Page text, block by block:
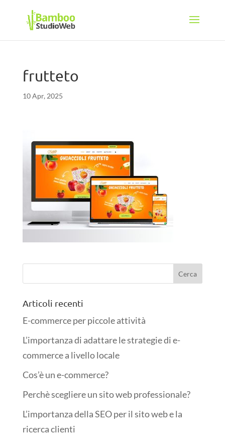
frutteto
10 Apr, 2025
Articoli recenti
E-commerce per piccole attività
L’importanza di adattare le strategie di e-
commerce a livello locale
Cos’è un e-commerce?
Perchè scegliere un sito web professionale?
L’importanza della SEO per il sito web e la
ricerca clienti